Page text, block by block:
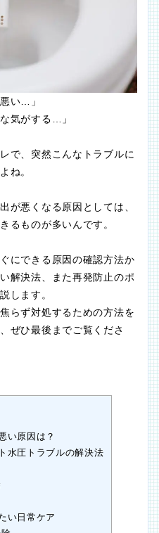
い…」
気がする…」
で、突然こんなトラブルに
ね。
が悪くなる原因としては、
るものが多いんです。
にできる原因の確認方法か
解決法、また再発防止のポ
します。
らず対処するための方法を
ぜひ最後までご覧くださ
い原因は？
水圧トラブルの解決法
い日常ケア